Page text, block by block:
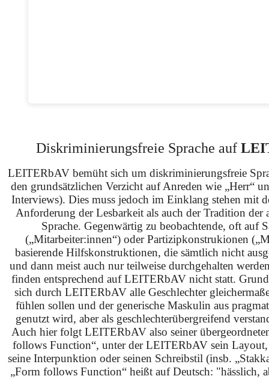
Diskriminierungsfreie Sprache auf
LEITERbAV bemüht sich um diskriminierungsfreie
den grundsätzlichen Verzicht auf Anreden wie „Herr“
Interviews). Dies muss jedoch im Einklang stehen mit
Anforderung der Lesbarkeit als auch der Tradition der
Sprache. Gegenwärtig zu beobachtende, oft auf
(„Mitarbeiter:innen“) oder Partizipkonstrukionen
basierende Hilfskonstruktionen, die sämtlich nicht
und dann meist auch nur teilweise durchgehalten
finden entsprechend auf LEITERbAV nicht statt.
sich durch LEITERbAV alle Geschlechter
fühlen sollen und der generische Maskulin aus
genutzt wird, aber als geschlechterübergreifend
Auch hier folgt LEITERbAV also seiner
follows Function“, unter der LEITERbAV sein Layout,
seine Interpunktion oder seinen Schreibstil (insb.
„Form follows Function“ heißt auf Deutsch: "hässlich,